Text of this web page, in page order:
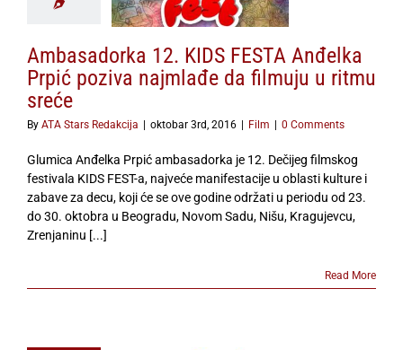
ritmu sreće
Ambasadorka 12. KIDS FESTA Anđelka
Prpić poziva najmlađe da filmuju u ritmu
sreće
By ATA Stars Redakcija oktobar 3rd, 2016 Film 0 Comments
Glumica Anđelka Prpić ambasadorka je 12. Dečijeg filmskog
festivala KIDS FEST-a, najveće manifestacije u oblasti kulture i
zabave za decu, koji će se ove godine održati u periodu od 23.
do 30. oktobra u Beogradu, Novom Sadu, Nišu, Kragujevcu,
Zrenjaninu [...]
Read More